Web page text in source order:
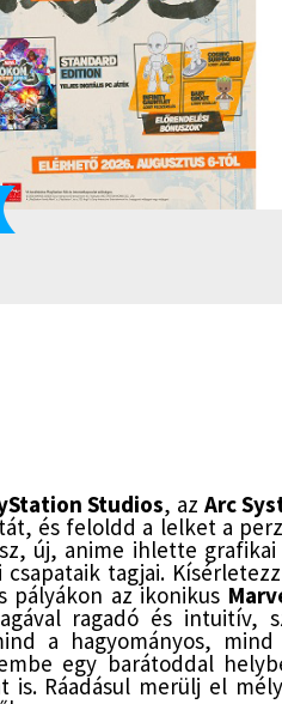
Studios, az Arc
és feloldd a lelket a
új, anime ihlette
tagjai.
pályákon az ikonikus
ragadó és intuitív,
a hagyományos,
egy barátoddal
Ráadásul merülj el